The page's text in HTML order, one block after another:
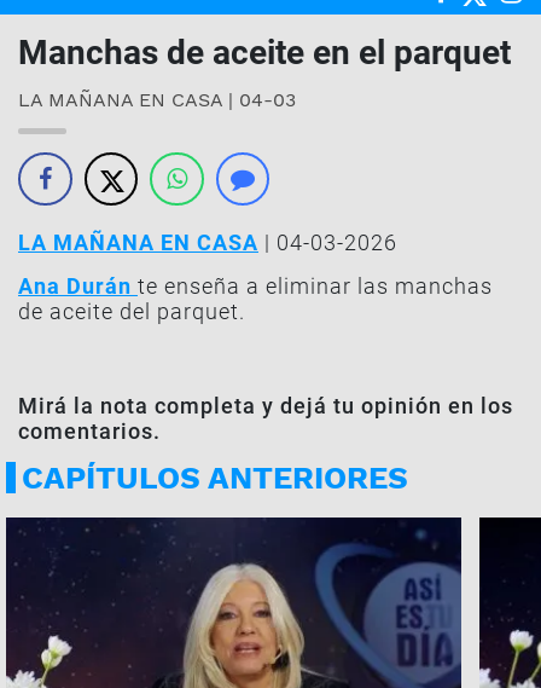
Manchas de aceite en el parquet
LA MAÑANA EN CASA | 04-03
LA MAÑANA EN CASA | 04-03-2026
Ana Durán te enseña a eliminar las manchas
de aceite del parquet.
Mirá la nota completa y dejá tu opinión en los
comentarios.
CAPÍTULOS ANTERIORES